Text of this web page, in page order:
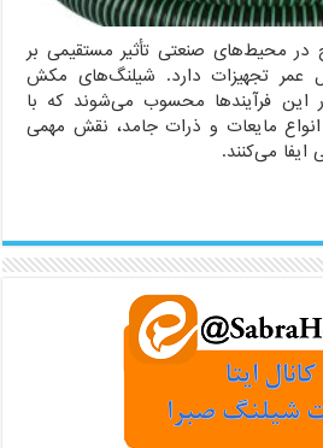
در محیط‌های صنعتی تأثیر مستقیمی بر
عمر تجهیزات دارد. شیلنگ‌های مکش
این فرآیندها محسوب می‌شوند که با
مایعات و ذرات جامد، نقش مهمی
ایفا می‌کنند.